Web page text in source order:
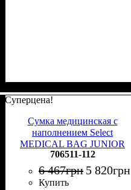
Суперцена!
Сумка медицинская с
наполнением Select
MEDICAL BAG JUNIOR
V25 70L черная 706511-112
706511-112
6 467грн 5 820грн
Купить